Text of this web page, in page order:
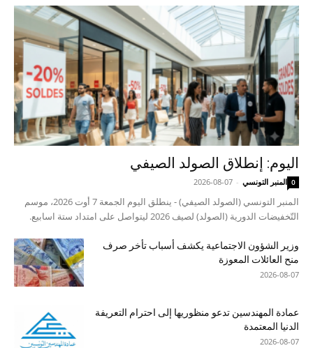
اليوم: إنطلاق الصولد الصيفي
المنبر التونسي -
2026-08-07 0
المنبر التونسي (الصولد الصيفي) - ينطلق اليوم الجمعة 7 أوت 2026، موسم
التّخفيضات الدورية (الصولد) لصيف 2026 ليتواصل على امتداد ستة اسابيع.
وزير الشؤون الاجتماعية يكشف أسباب تأخر صرف
منح العائلات المعوزة
2026-08-07
عمادة المهندسين تدعو منظوريها إلى احترام التعريفة
الدنيا المعتمدة
2026-08-07